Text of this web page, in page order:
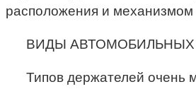
расположения и
ВИДЫ
Типов держателей очень